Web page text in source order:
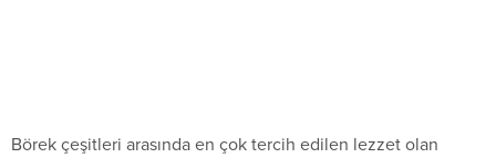
Börek çeşitleri arasında en çok tercih edilen lezzet olan